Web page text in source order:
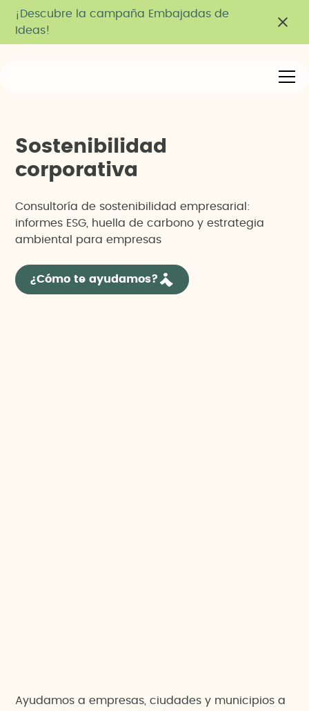
¡Descubre la campaña Embajadas de
Ideas!
Sostenibi idad
corporativa
Consultoría de sostenibilidad empresarial:
informes ESG, huella de carbono y estrategia
ambiental para empresas
¿Cómo te ayudamos?
Ayudamos a empresas, ciudades y municipios a